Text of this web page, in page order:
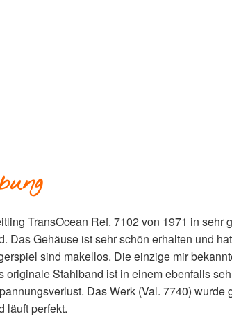
TransOcean Ref. 7102 von 1971 in sehr
Das Gehäuse ist sehr schön erhalten und
sind makellos. Die einzige mir
originale Stahlband ist in einem ebenfalls
Das Werk (Val. 7740) wurde
läuft perfekt.